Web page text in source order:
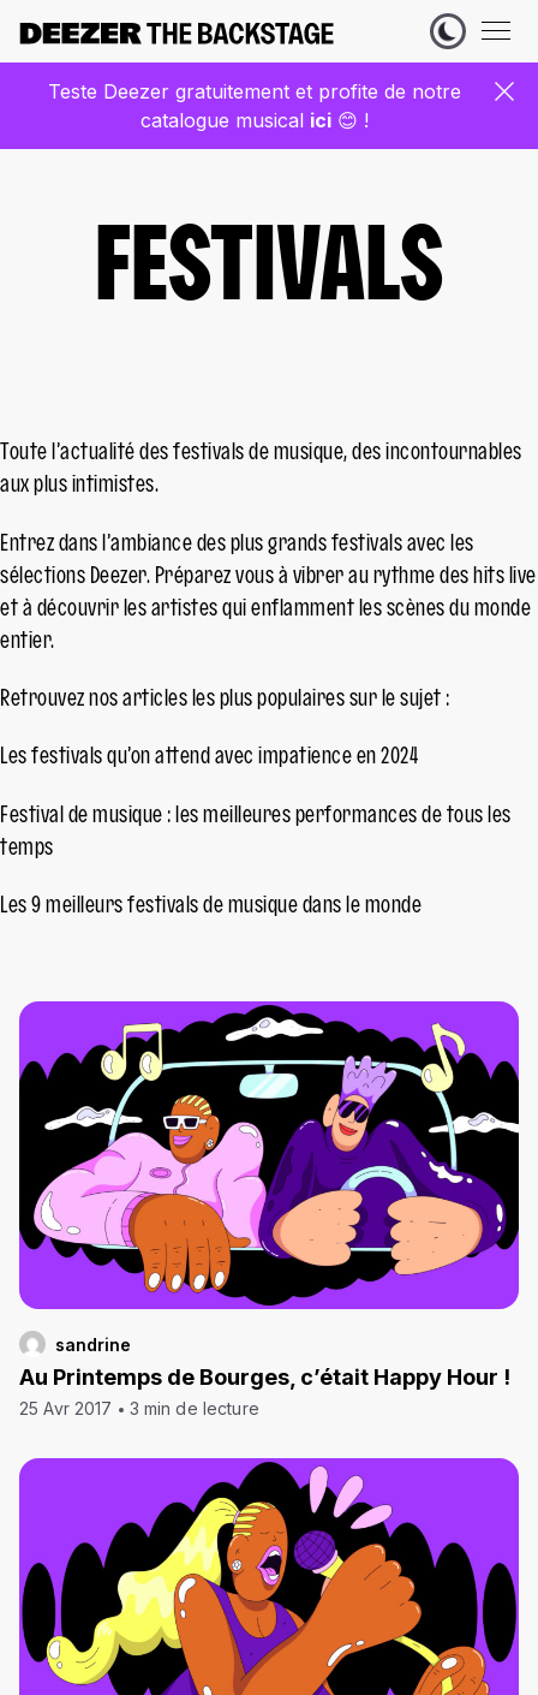
Teste Deezer gratuitement et profite de notre
catalogue musical ici 😊 !
FESTIVALS
Toute l’actualité des festivals de musique, des incontournables
aux plus intimistes.
Entrez dans l’ambiance des plus grands festivals avec les
sélections Deezer. Préparez vous à vibrer au rythme des hits live
et à découvrir les artistes qui enflamment les scènes du monde
entier.
Retrouvez nos articles les plus populaires sur le sujet :
Les festivals qu’on attend avec impatience en 2024
Festival de musique : les meilleures performances de tous les
temps
Les 9 meilleurs festivals de musique dans le monde
sandrine
Au Printemps de Bourges, c’était Happy Hour !
25 Avr 2017 3 min de lecture